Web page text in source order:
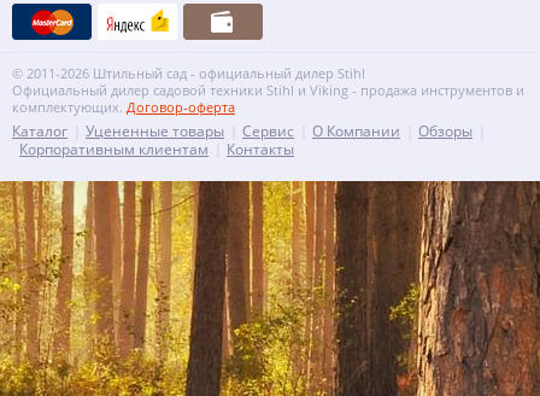
© 2011-2026 Штильный сад - официальный дилер Stihl
Официальный дилер садовой техники Stihl и Viking - продажа инструментов и
комплектующих. Договор-оферта
Каталог Уцененные товары Сервис О Компании
Обзоры
Корпоративным клиентам
Контакты